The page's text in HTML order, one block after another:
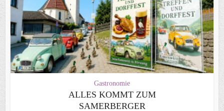
Gastronomie
ALLES KOMMT ZUM
SAMERBERGER